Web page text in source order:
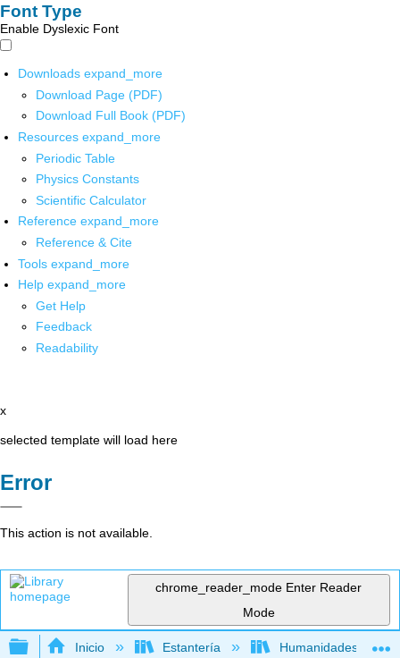
Font Type
Enable Dyslexic Font
Downloads expand_more
Download Page (PDF)
Download Full Book (PDF)
Resources expand_more
Periodic Table
Physics Constants
Scientific Calculator
Reference expand_more
Reference & Cite
Tools expand_more
Help expand_more
Get Help
Feedback
Readability
x
selected template will load here
Error
This action is not available.
chrome_reader_mode Enter Reader
Mode
Expandir/contraer jerarquía global
Inicio Estantería Humanidades